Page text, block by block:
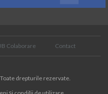
Colaborare Contact
drepturile rezervate.